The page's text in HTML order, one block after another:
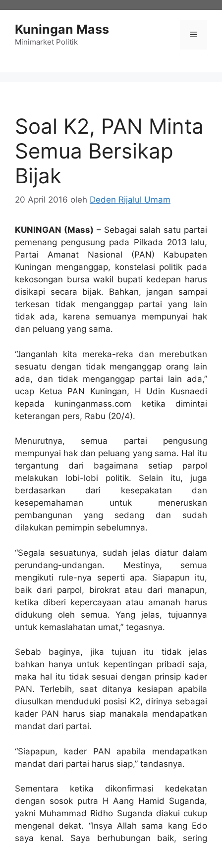
Kuningan Mass
Minimarket Politik
Menu
Soal K2, PAN Minta
Semua Bersikap
Bijak
20 April 2016 oleh Deden Rijalul Umam
KUNINGAN (Mass) – Sebagai salah satu partai
pemenang pengusung pada Pilkada 2013 lalu,
Partai Amanat Nasional (PAN) Kabupaten
Kuningan menganggap, konstelasi politik pada
kekosongan bursa wakil bupati kedepan harus
disikapi secara bijak. Bahkan, jangan sampai
terkesan tidak menganggap partai yang lain
tidak ada, karena semuanya mempunyai hak
dan peluang yang sama.
“Janganlah kita mereka-reka dan merebutkan
sesuatu dengan tidak menganggap orang lain
ada, dan tidak menganggap partai lain ada,”
ucap Ketua PAN Kuningan, H Udin Kusnaedi
kepada kuninganmass.com ketika dimintai
keterangan pers, Rabu (20/4).
Menurutnya, semua partai pengusung
mempunyai hak dan peluang yang sama. Hal itu
tergantung dari bagaimana setiap parpol
melakukan lobi-lobi politik. Selain itu, juga
berdasarkan dari kesepakatan dan
kesepemahaman untuk meneruskan
pembangunan yang sedang dan sudah
dilakukan pemimpin sebelumnya.
“Segala sesuatunya, sudah jelas diatur dalam
perundang-undangan. Mestinya, semua
mengikuti rule-nya seperti apa. Siapapun itu,
baik dari parpol, birokrat atau dari manapun,
ketika diberi kepercayaan atau amanah harus
didukung oleh semua. Yang jelas, tujuannya
untuk kemaslahatan umat,” tegasnya.
Sebab baginya, jika tujuan itu tidak jelas
bahkan hanya untuk kepentingan pribadi saja,
maka hal itu tidak sesuai dengan prinsip kader
PAN. Terlebih, saat ditanya kesiapan apabila
diusulkan menduduki posisi K2, dirinya sebagai
kader PAN harus siap manakala mendapatkan
mandat dari partai.
“Siapapun, kader PAN apabila mendapatkan
mandat dari partai harus siap,” tandasnya.
Sementara ketika dikonfirmasi kedekatan
dengan sosok putra H Aang Hamid Suganda,
yakni Muhammad Ridho Suganda diakui cukup
mengenal dekat. “Insya Allah sama kang Edo
saya kenal. Saya berhubungan baik, sering